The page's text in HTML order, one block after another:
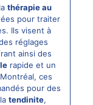
thérapie au
pour traiter
Ils visent à
réglages
ainsi des
rapide et un
ces
pour des
tendinite,